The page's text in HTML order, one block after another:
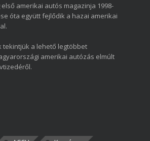
amerikai autós magazinja 1998-
óta együtt fejlődik a hazai amerikai
tekintjük a lehető legtöbbet
amerikai autózás elmúlt